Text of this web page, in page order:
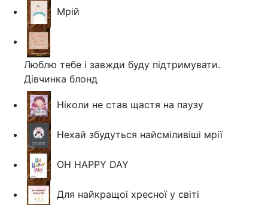
Мрій
Люблю тебе і завжди буду підтримувати.
Дівчинка блонд
Ніколи не став щастя на паузу
Нехай збудуться найсміливіші мрії
OH HAPPY DAY
Для найкращої хресної у світі